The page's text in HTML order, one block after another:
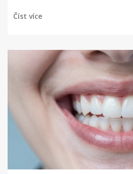
Číst více